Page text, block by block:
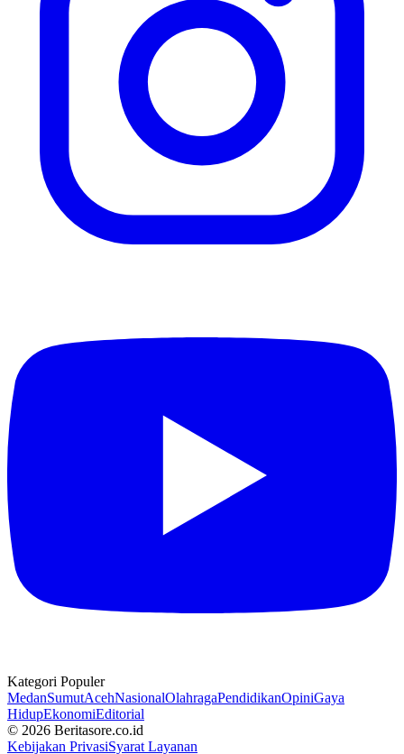
Kategori Populer
MedanSumutAcehNasionalOlahragaPendidikanOpiniGaya
HidupEkonomiEditorial
© 2026 Beritasore.co.id
Kebijakan PrivasiSyarat Layanan